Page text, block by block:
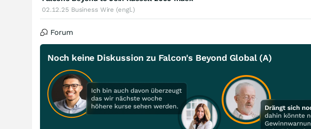
02.12.25 Business Wire (engl.)
Forum
Noch keine Diskussion zu Falcon's Beyond Global (A)